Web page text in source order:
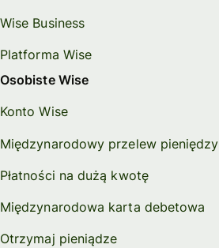
Wise Business
Platforma Wise
Osobiste Wise
Konto Wise
Międzynarodowy przelew pieniędzy
Płatności na dużą kwotę
Międzynarodowa karta debetowa
Otrzymaj pieniądze